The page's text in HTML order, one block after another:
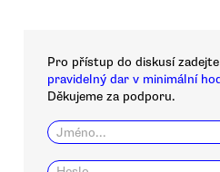
Pro přístup do diskusí zadejte
pravidelný dar v minimální
Děkujeme za podporu.